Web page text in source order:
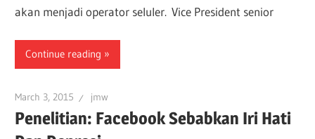
akan menjadi operator seluler. Vice President senior
Continue reading
March 3, 2015 jmw
Penelitian: Facebook Sebabkan Iri Hati